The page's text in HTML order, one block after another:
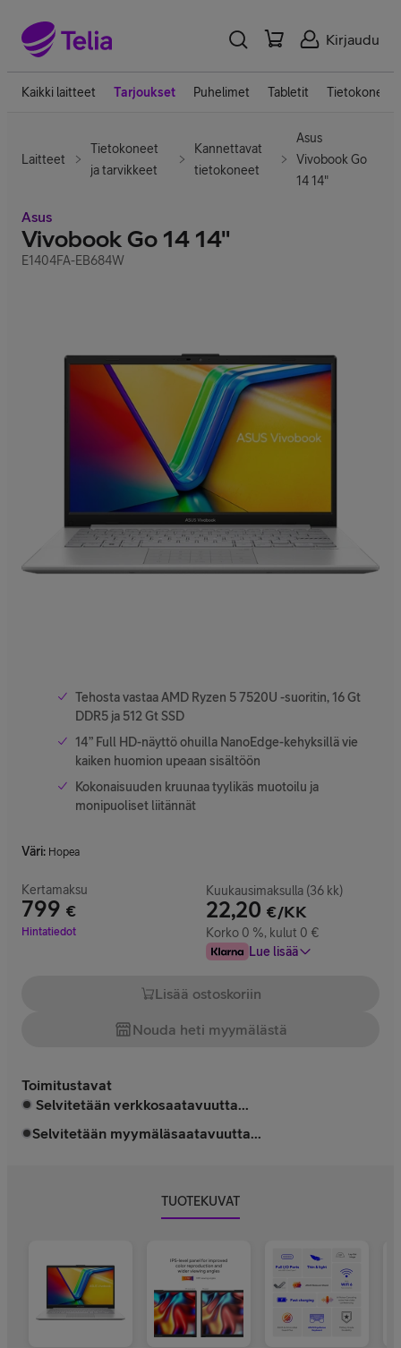
Kirjaudu
Kaikki laitteet Tarjoukset Puhelimet Tabletit Tietokoneet
Laitteet
Tietokoneet
ja tarvikkeet
Kannettavat
tietokoneet
Asus
Vivobook Go
14 14"
Asus
Vivobook Go 14 14"
E1404FA-EB684W
Tehosta vastaa AMD Ryzen 5 7520U -suoritin, 16 Gt
DDR5 ja 512 Gt SSD
14” Full HD-näyttö ohuilla NanoEdge-kehyksillä vie
kaiken huomion upeaan sisältöön
Kokonaisuuden kruunaa tyylikäs muotoilu ja
monipuoliset liitännät
Väri: Hopea
Kertamaksu
799 €
Hinta 799 €
Hintatiedot
Kuukausimaksulla (36 kk)
22,20 €/KK
Korko 0 %, kulut 0 €
Lue lisää
Lisää ostoskoriin
Nouda heti myymälästä
Toimitustavat
Selvitetään verkkosaatavuutta...
Selvitetään myymäläsaatavuutta...
TUOTEKUVAT